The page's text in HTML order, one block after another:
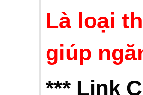
Là loại
giúp
*** Link